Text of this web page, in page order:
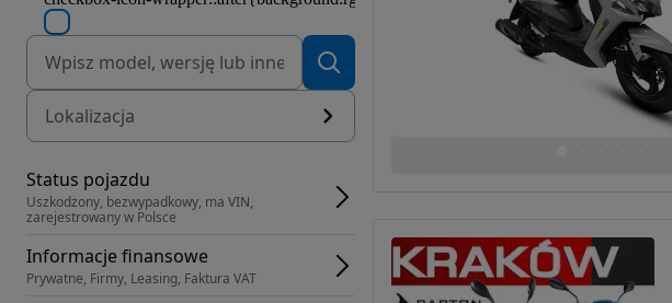
Lokalizacja
Status pojazdu
Uszkodzony, bezwypadkowy, ma VIN,
zarejestrowany w Polsce
Informacje finansowe
Prywatne, Firmy, Leasing, Faktura VAT